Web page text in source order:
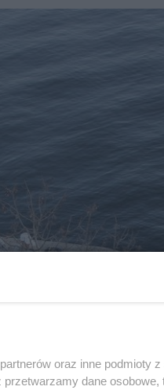
oraz inne podmioty
dane